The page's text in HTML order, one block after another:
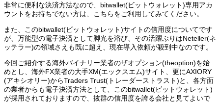
非常に便利な決済方法なので、bitwallet(ビットウォレット)専用アカ
ウントをお持ちでない方は、こちらをご利用してみてください。
また、このbitwallet(ビットウォレット)サイトの信用度についてです
が、万能型の電子決済として脚光を浴び、その活躍ぶりはNeteller(ネ
ッテラー)の領域さえも既に超え、現在導入依頼が殺到中なのです。
今回ご紹介する海外バイナリー業者のザオプション(theoption)を始
めとし、海外FX業者の大手XM(エックスエム)サイト、更にAXIORY
(アキシオリー)からTraders Trust(トレーダーストラスト)と、各方面
の業者からも電子決済方法として、このbitwallet(ビットウォレット)
が採用されておりますので、抜群の信用度を誇る会社と見てよいで